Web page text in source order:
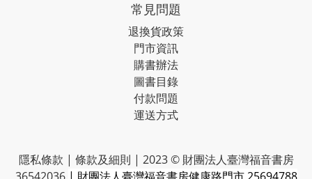
常見問題
退換貨政策
門市資訊
購書辦法
圖書目錄
付款問題
運送方式
隱私條款 | 條款及細則 | 2023 © 財團法人臺灣福音書房